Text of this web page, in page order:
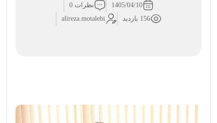
1405/04/10
نظرات 0
156 بازدید
alireza.motalebi